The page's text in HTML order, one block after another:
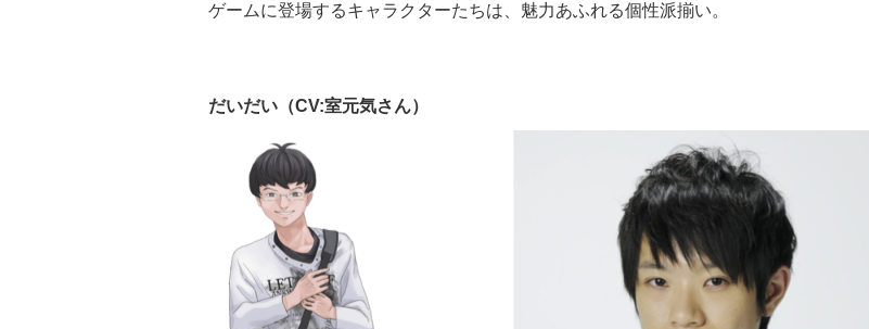
ゲームに登場するキャラクターたちは、魅力あふれる個性派揃い。
だいだい（CV:室元気さん）